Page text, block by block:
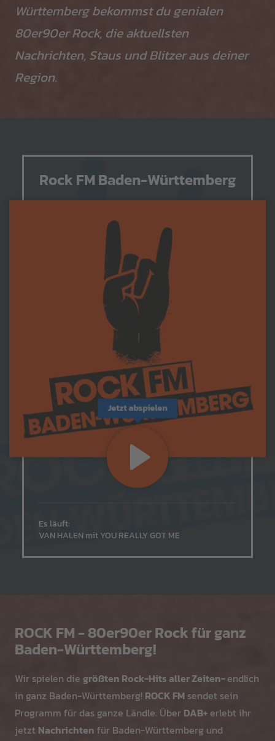
Württemberg bekommst du genialen
80er90er Rock, die aktuellsten
Nachrichten, Staus und Blitzer aus deiner
Region.
Rock FM Baden-Württemberg
Jetzt abspielen
Es läuft:
VAN HALEN mit YOU REALLY GOT ME
ROCK FM - 80er90er Rock für ganz
Baden-Württemberg!
Wir spielen die größten Rock-Hitsaller Zeiten-endlich
in ganz Baden-Württemberg! ROCK FM sendet sein
Programm für das ganze Ländle. Über DAB+ erlebt ihr
jetzt Nachrichten für Baden-Württemberg und